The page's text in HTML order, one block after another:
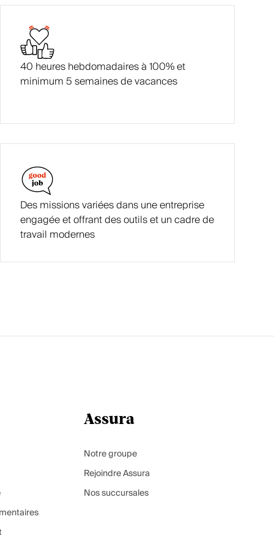
40 heures hebdomadaires à 100% et
minimum 5 semaines de vacances
Des missions variées dans une entreprise
engagée et offrant des outils et un cadre de
travail modernes
Assura
Notre groupe
Rejoindre Assura
Nos succursales